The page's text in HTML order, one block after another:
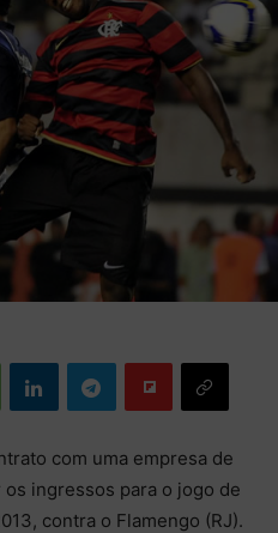
com uma empresa de
ingressos para o jogo de
contra o Flamengo (RJ).